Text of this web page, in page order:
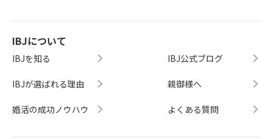
IBJについて
IBJを知る
IBJが選ばれる理由
婚活の成功ノウハウ
IBJ公式ブログ
親御様へ
よくある質問